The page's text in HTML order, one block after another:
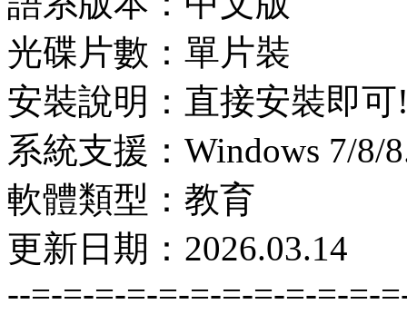
光碟片數：單片裝
安裝說明：直接安裝即可
系統支援：Windows 7/8/
軟體類型：教育
更新日期：2026.03.14
--=-=-=-=-=-=-=-=-=-=-=-